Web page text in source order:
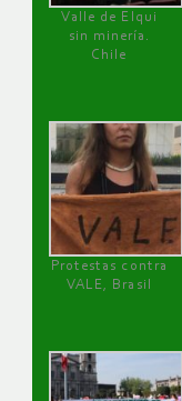
Valle de Elqui
sin minería.
Chile
Protestas contra
VALE, Brasil